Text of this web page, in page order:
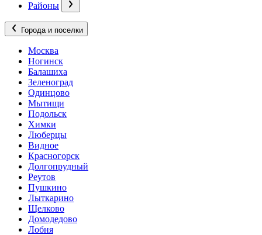
Районы
Города и поселки
Москва
Ногинск
Балашиха
Зеленоград
Одинцово
Мытищи
Подольск
Химки
Люберцы
Видное
Красногорск
Долгопрудный
Реутов
Пушкино
Лыткарино
Щелково
Домодедово
Лобня